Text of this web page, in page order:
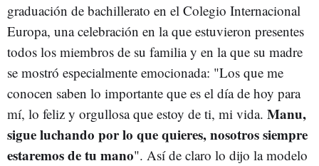
graduación de bachillerato en el Colegio Internacional
Europa, una celebración en la que estuvieron presentes
todos los miembros de su familia y en la que su madre
se mostró especialmente emocionada: "Los que me
conocen saben lo importante que es el día de hoy para
mí, lo feliz y orgullosa que estoy de ti, mi vida. Manu,
sigue luchando por lo que quieres, nosotros siempre
estaremos de tu mano". Así de claro lo dijo la modelo